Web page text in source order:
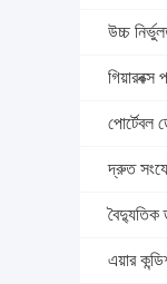
উচ্চ
গিয়ারবক্স
পোর্টেবল
দ্রুত
বৈদ্যুতিক
এয়ার